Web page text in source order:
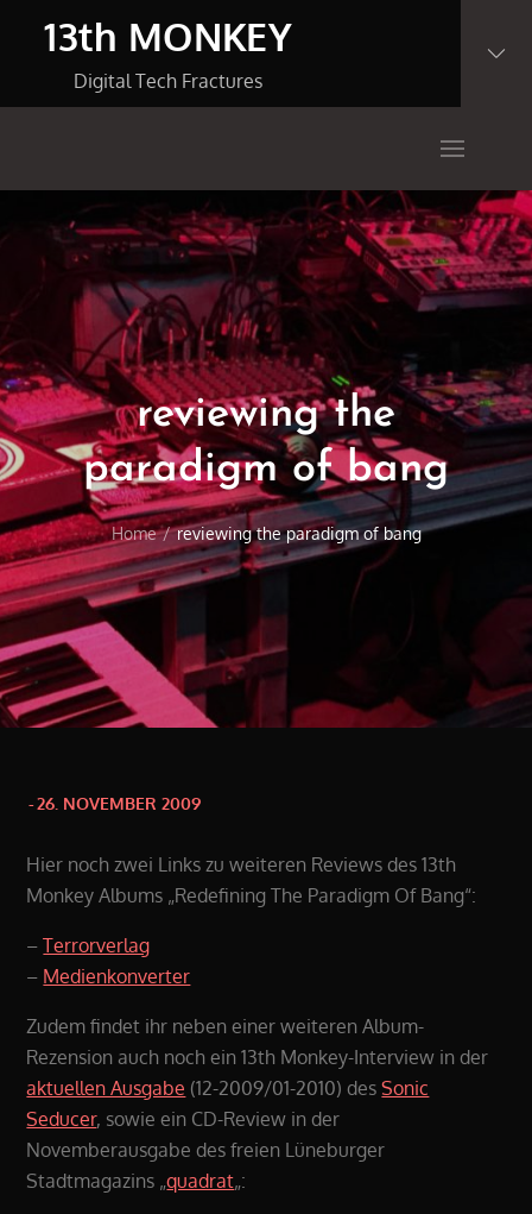
13th MONKEY
Digital Tech Fractures
reviewing the
paradigm of bang
Home reviewing the paradigm of bang
Posted
26. NOVEMBER 2009
Hier noch zwei Links zu weiteren Reviews des 13th
Monkey Albums „Redefining The Paradigm Of Bang“:
–Terrorverlag
– Medienkonverter
Zudem findet ihr neben einer weiteren Album-
Rezension auch noch ein 13th Monkey-Interview in der
aktuellen Ausgabe (12-2009/01-2010) desSonic
Seducer, sowie ein CD-Review in der
Novemberausgabe des freien Lüneburger
Stadtmagazins „quadrat„: